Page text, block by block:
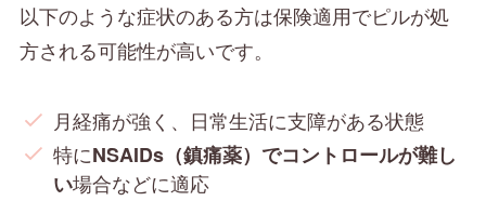
以下のような症状のある方は保険適用でピルが処
方される可能性が高いです。
月経痛が強く、日常生活に支障がある状態
特にNSAIDs（鎮痛薬）でコントロールが難し
い場合などに適応